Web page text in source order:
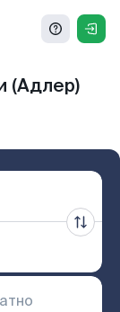
(Адлер)